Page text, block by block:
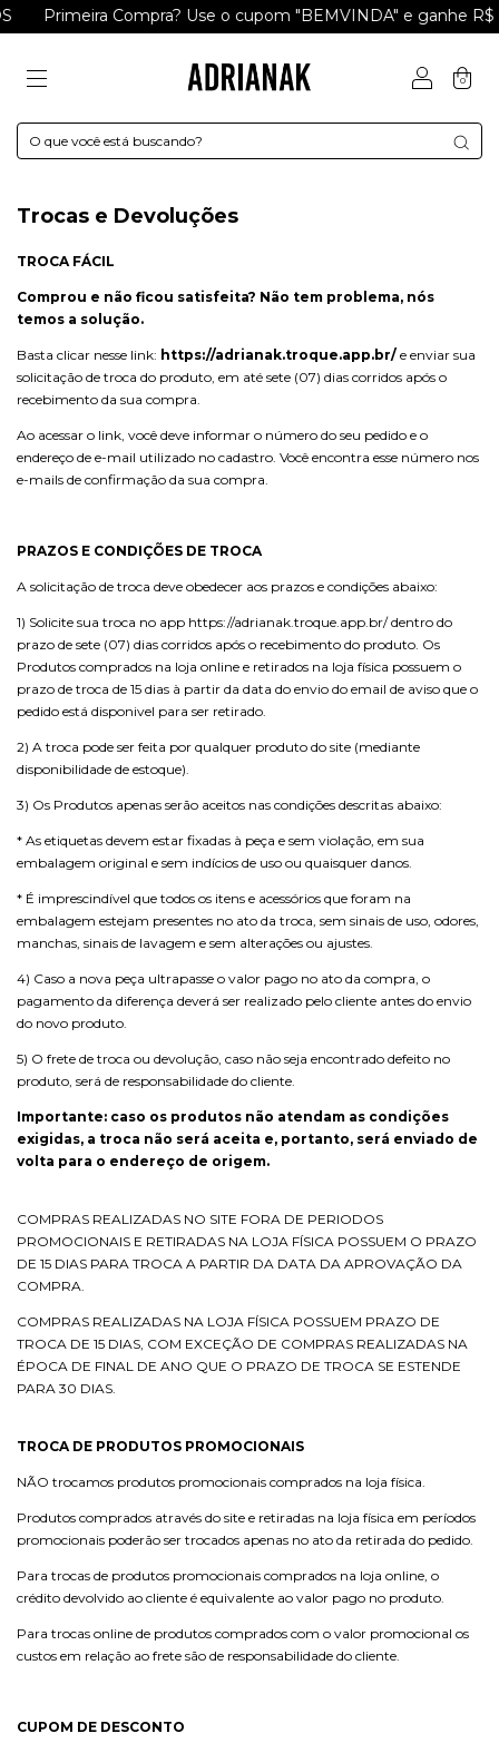
Primeira Compra? Use o cupom "BEMVINDA" e ganhe R$
0
Trocas e Devoluções
TROCA FÁCIL
Comprou e não ficou satisfeita? Não tem problema, nós
temos a solução.
Basta clicar nesse link: https://adrianak.troque.app.br/ e enviar sua
solicitação de troca do produto, em até sete (07) dias corridos após o
recebimento da sua compra.
Ao acessar o link, você deve informar o número do seu pedido e o
endereço de e-mail utilizado no cadastro. Você encontra esse número nos
e-mails de confirmação da sua compra.
PRAZOS E CONDIÇÕES DE TROCA
A solicitação de troca deve obedecer aos prazos e condições abaixo:
1) Solicite sua troca no app https://adrianak.troque.app.br/dentro do
prazo de sete (07) dias corridos após o recebimento do produto. Os
Produtos comprados na loja online e retirados na loja física possuem o
prazo de troca de 15 dias à partir da data do envio do email de aviso que o
pedido está disponivel para ser retirado.
2) A troca pode ser feita por qualquer produto do site (mediante
disponibilidade de estoque).
3) Os Produtos apenas serão aceitos nas condições descritas abaixo:
* As etiquetas devem estar fixadas à peça e sem violação, em sua
embalagem original e sem indícios de uso ou quaisquer danos.
* É imprescindível que todos os itens e acessórios que foram na
embalagem estejam presentes no ato da troca, sem sinais de uso, odores,
manchas, sinais de lavagem e sem alterações ou ajustes.
4) Caso a nova peça ultrapasse o valor pago no ato da compra, o
pagamento da diferença deverá ser realizado pelo cliente antes do envio
do novo produto.
5) O frete de troca ou devolução, caso não seja encontrado defeito no
produto, será de responsabilidade do cliente.
Importante: caso os produtos não atendam as condições
exigidas, a troca não será aceita e, portanto, será enviado de
volta para o endereço de origem.
COMPRAS REALIZADAS NO SITE FORA DE PERIODOS
PROMOCIONAIS E RETIRADAS NA LOJA FÍSICA POSSUEM O PRAZO
DE 15 DIAS PARA TROCA A PARTIR DA DATA DA APROVAÇÃO DA
COMPRA.
COMPRAS REALIZADAS NA LOJA FÍSICA POSSUEM PRAZO DE
TROCA DE 15 DIAS, COM EXCEÇÃO DE COMPRAS REALIZADAS NA
ÉPOCA DE FINAL DE ANO QUE O PRAZO DE TROCA SE ESTENDE
PARA 30 DIAS.
TROCA DE PRODUTOS PROMOCIONAIS
NÃO trocamos produtos promocionais comprados na loja física.
Produtos comprados através do site e retiradas na loja física em períodos
promocionais poderão ser trocados apenas no ato da retirada do pedido.
Para trocas de produtos promocionais comprados na loja online, o
crédito devolvido ao cliente é equivalente ao valor pago no produto.
Para trocas online de produtos comprados com o valor promocional os
custos em relação ao frete são de responsabilidade do cliente.
CUPOM DE DESCONTO